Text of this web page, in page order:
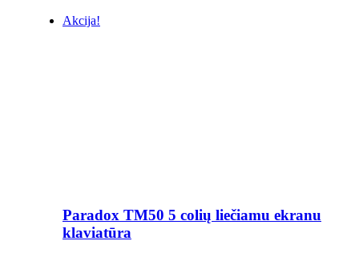
Akcija!
Paradox TM50 5 colių liečiamu ekranu
klaviatūra